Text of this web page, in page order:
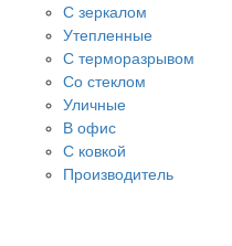
С зеркалом
Утепленные
С терморазрывом
Со стеклом
Уличные
В офис
С ковкой
Производитель